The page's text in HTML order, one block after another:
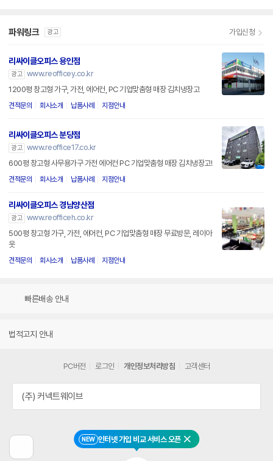
NEW 인터넷 가입 비교 서비스 오픈 닫기
파워링크 광고 가입신청
리싸이클오피스 용인점
광고 www.reofficey.co.kr
1200평 창고형 가구, 가전, 에어컨, PC 기업맞춤형 매장 김치냉장고
견적문의 회사소개 납품사례 지점안내
리싸이클오피스 분당점
광고 www.reoffice17.co.kr
600평 창고형 사무용가구 가전 에어컨 PC 기업맞춤형 매장 김치냉장고!
견적문의 회사소개 납품사례 지점안내
리싸이클오피스 경남양산점
광고 www.reofficeh.co.kr
500평 창고형 가구, 가전, 에어컨, PC 기업맞춤형 매장 무료방문, 레이아
웃
견적문의 회사소개 납품사례 지점안내
빠른배송 안내
법적고지 안내
전
PC버전 로그인 개인정보처리방침 고객센터
(주) 커넥트웨이브